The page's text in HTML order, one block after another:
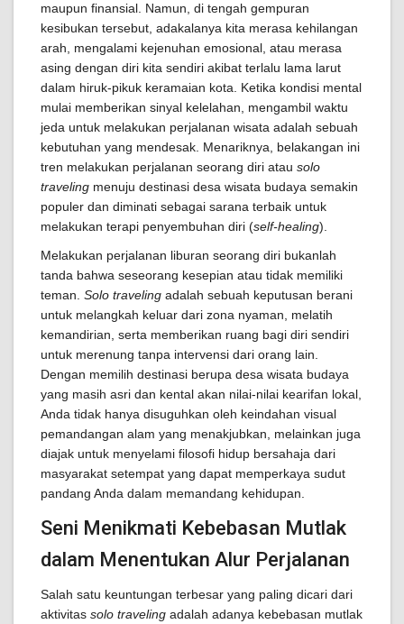
maupun finansial. Namun, di tengah gempuran
kesibukan tersebut, adakalanya kita merasa kehilangan
arah, mengalami kejenuhan emosional, atau merasa
asing dengan diri kita sendiri akibat terlalu lama larut
dalam hiruk-pikuk keramaian kota. Ketika kondisi mental
mulai memberikan sinyal kelelahan, mengambil waktu
jeda untuk melakukan perjalanan wisata adalah sebuah
kebutuhan yang mendesak. Menariknya, belakangan ini
tren melakukan perjalanan seorang diri atau solo
traveling menuju destinasi desa wisata budaya semakin
populer dan diminati sebagai sarana terbaik untuk
melakukan terapi penyembuhan diri (self-healing).
Melakukan perjalanan liburan seorang diri bukanlah
tanda bahwa seseorang kesepian atau tidak memiliki
teman. Solo traveling adalah sebuah keputusan berani
untuk melangkah keluar dari zona nyaman, melatih
kemandirian, serta memberikan ruang bagi diri sendiri
untuk merenung tanpa intervensi dari orang lain.
Dengan memilih destinasi berupa desa wisata budaya
yang masih asri dan kental akan nilai-nilai kearifan lokal,
Anda tidak hanya disuguhkan oleh keindahan visual
pemandangan alam yang menakjubkan, melainkan juga
diajak untuk menyelami filosofi hidup bersahaja dari
masyarakat setempat yang dapat memperkaya sudut
pandang Anda dalam memandang kehidupan.
Seni Menikmati Kebebasan Mutlak
dalam Menentukan Alur Perjalanan
Salah satu keuntungan terbesar yang paling dicari dari
aktivitas solo traveling adalah adanya kebebasan mutlak